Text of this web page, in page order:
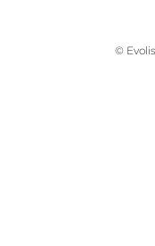
©